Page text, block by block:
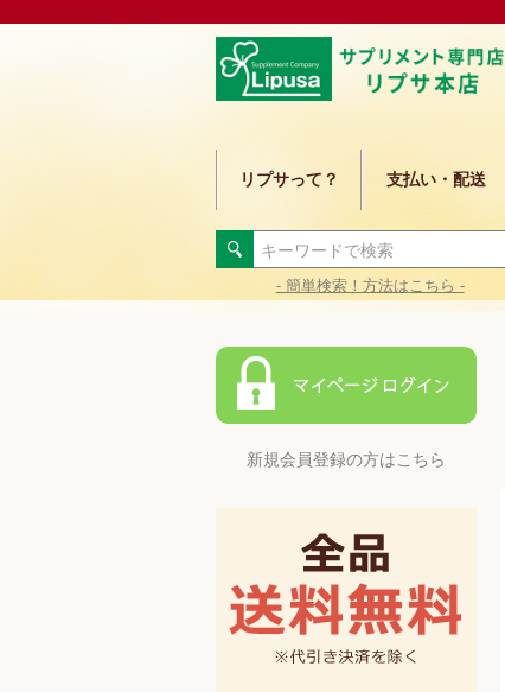
リプサって？ 支払い・配送
- 簡単検索！方法はこちら -
新規会員登録の方はこちら